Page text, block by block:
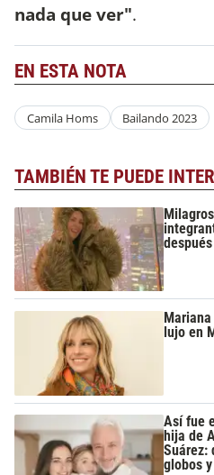
nada que ver".
EN ESTA NOTA
Camila Homs Bailando 2023
TAMBIÉN TE PUEDE
lujo en
Así fue
hija de
Suárez:
globos